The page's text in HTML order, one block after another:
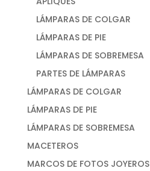
LÁMPARAS DE COLGAR
LÁMPARAS DE PIE
LÁMPARAS DE SOBREMESA
PARTES DE LÁMPARAS
LÁMPARAS DE COLGAR
LÁMPARAS DE PIE
LÁMPARAS DE SOBREMESA
MACETEROS
MARCOS DE FOTOS JOYEROS